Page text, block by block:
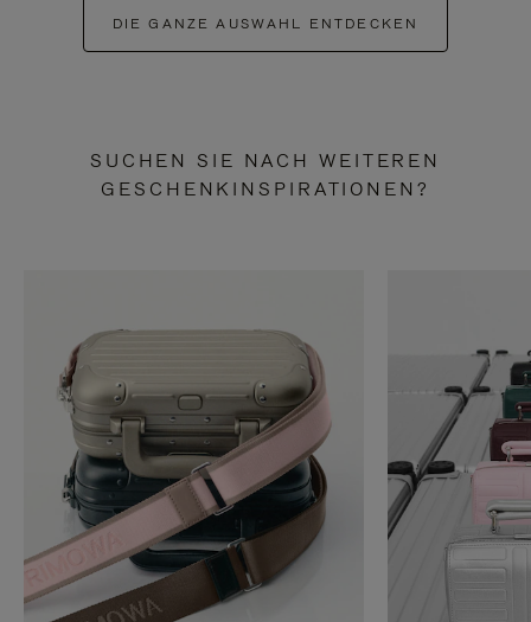
DIE GANZE AUSWAHL ENTDECKEN
SUCHEN SIE NACH WEITEREN
GESCHENKINSPIRATIONEN?